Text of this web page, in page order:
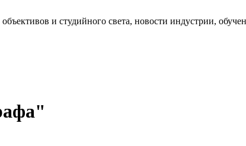
и студийного света, новости индустрии,